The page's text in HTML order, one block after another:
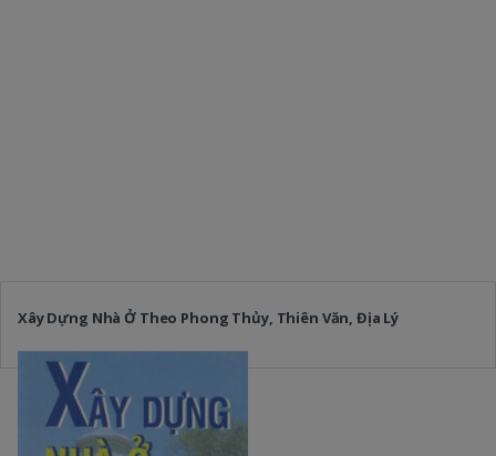
Xây Dựng Nhà Ở Theo Phong Thủy, Thiên Văn, Địa Lý